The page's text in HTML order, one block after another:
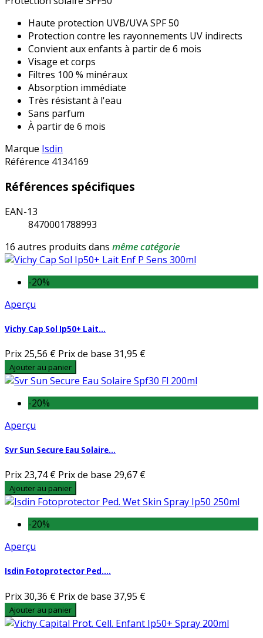
Haute protection UVB/UVA SPF 50
Protection contre les rayonnements UV indirects
Convient aux enfants à partir de 6 mois
Visage et corps
Filtres 100 % minéraux
Absorption immédiate
Très résistant à l'eau
Sans parfum
À partir de 6 mois
Marque Isdin
Référence 4134169
Références spécifiques
EAN-13
8470001788993
16 autres produits dans même catégorie
-20%
Aperçu
Vichy Cap Sol Ip50+ Lait...
Prix 25,56 € Prix de base 31,95 €
Ajouter au panier
-20%
Aperçu
Svr Sun Secure Eau Solaire...
Prix 23,74 € Prix de base 29,67 €
Ajouter au panier
-20%
Aperçu
Isdin Fotoprotector Ped....
Prix30,36 € Prix de base 37,95 €
Ajouter au panier